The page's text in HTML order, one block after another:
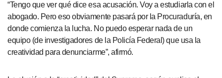
“Tengo que ver qué dice esa acusación. Voy a estudiarla con el
abogado. Pero eso obviamente pasará por la Procuraduría, en
donde comienza la lucha. No puedo esperar nada de un
equipo (de investigadores de la Policía Federal) que usa la
creatividad para denunciarme”, afirmó.